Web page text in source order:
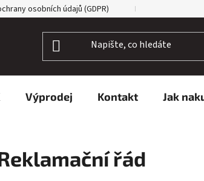
osobních údajů (GDPR) Kdo je IRVOTEX?
Výprodej Kontakt Jak
řád